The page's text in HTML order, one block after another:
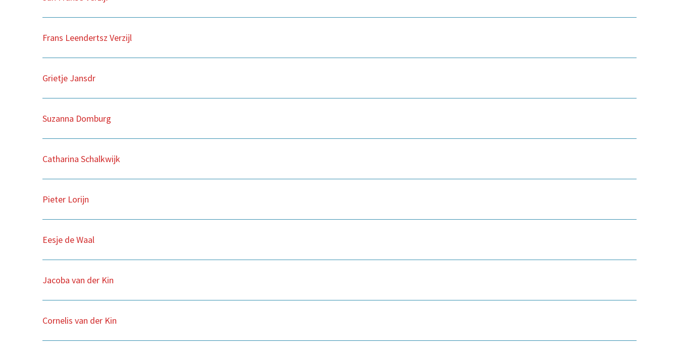
Frans Leendertsz Verzijl
Grietje Jansdr
Suzanna Domburg
Catharina Schalkwijk
Pieter Lorijn
Eesje de Waal
Jacoba van der Kin
Cornelis van der Kin